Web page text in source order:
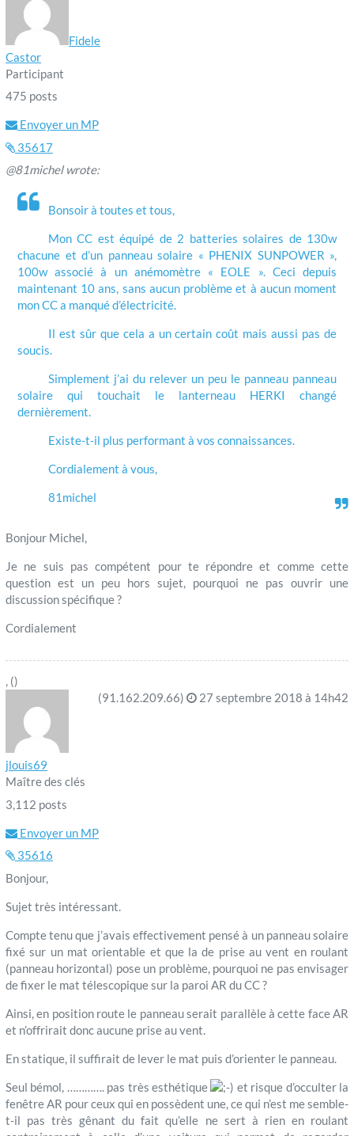
Fidele
Castor
Participant
475 posts
Envoyer un MP
35617
@81michel wrote:
Bonsoir à toutes et tous,
Mon CC est équipé de 2 batteries solaires de 130w
chacune et d’un panneau solaire « PHENIX SUNPOWER »,
100w associé à un anémomètre « EOLE ». Ceci depuis
maintenant 10 ans, sans aucun problème et à aucun moment
mon CC a manqué d’électricité.
Il est sûr que cela a un certain coût mais aussi pas de
soucis.
Simplement j’ai du relever un peu le panneau panneau
solaire qui touchait le lanterneau HERKI changé
dernièrement.
Existe-t-il plus performant à vos connaissances.
Cordialement à vous,
81michel
Bonjour Michel,
Je ne suis pas compétent pour te répondre et comme cette
question est un peu hors sujet, pourquoi ne pas ouvrir une
discussion spécifique ?
Cordialement
, ()
(91.162.209.66)
27 septembre 2018 à 14h42
jlouis69
Maître des clés
3,112 posts
Envoyer un MP
35616
Bonjour,
Sujet très intéressant.
Compte tenu que j’avais effectivement pensé à un panneau solaire
fixé sur un mat orientable et que la de prise au vent en roulant
(panneau horizontal) pose un problème, pourquoi ne pas envisager
de fixer le mat télescopique sur la paroi AR du CC ?
Ainsi, en position route le panneau serait parallèle à cette face AR
et n’offrirait donc aucune prise au vent.
En statique, il suffirait de lever le mat puis d’orienter le panneau.
Seul bémol, …………. pas très esthétique
et risque d’occulter la
fenêtre AR pour ceux qui en possèdent une, ce qui n’est me semble-
t-il pas très gênant du fait qu’elle ne sert à rien en roulant